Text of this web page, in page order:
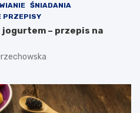
ŚNIADANIA
PRZEPISY
– przepis na